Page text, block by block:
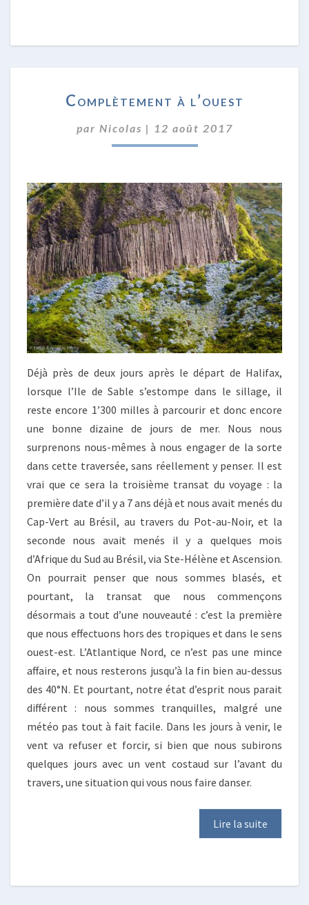
À
Complètement à l’ouest
par Nicolas | 12 août 2017
Déjà près de deux jours après le départ de Halifax,
lorsque l’Ile de Sable s’estompe dans le sillage, il
reste encore 1’300 milles à parcourir et donc encore
une bonne dizaine de jours de mer. Nous nous
surprenons nous-mêmes à nous engager de la sorte
dans cette traversée, sans réellement y penser. Il est
vrai que ce sera la troisième transat du voyage : la
première date d’il y a 7 ans déjà et nous avait menés du
Cap-Vert au Brésil, au travers du Pot-au-Noir, et la
seconde nous avait menés il y a quelques mois
d’Afrique du Sud au Brésil, via Ste-Hélène et Ascension.
On pourrait penser que nous sommes blasés, et
pourtant, la transat que nous commençons
désormais a tout d’une nouveauté : c’est la première
que nous effectuons hors des tropiques et dans le sens
ouest-est. L’Atlantique Nord, ce n’est pas une mince
affaire, et nous resterons jusqu’à la fin bien au-dessus
des 40°N. Et pourtant, notre état d’esprit nous parait
différent : nous sommes tranquilles, malgré une
météo pas tout à fait facile. Dans les jours à venir, le
vent va refuser et forcir, si bien que nous subirons
quelques jours avec un vent costaud sur l’avant du
travers, une situation qui vous nous faire danser.
Lire la suite